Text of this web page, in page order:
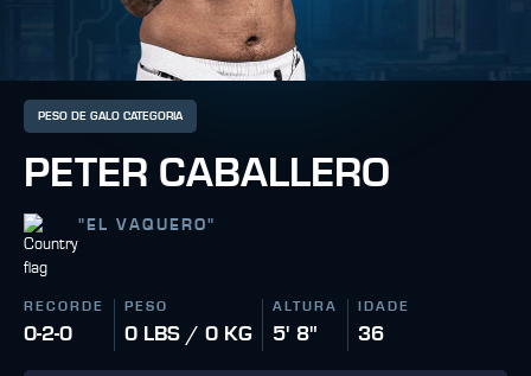
PESO DE GALO CATEGORIA
PETER CABALLERO
" EL VAQUERO"
RECORDE
0-2-0
PESO
0 LBS / 0 KG
ALTURA
5' 8"
IDADE
36